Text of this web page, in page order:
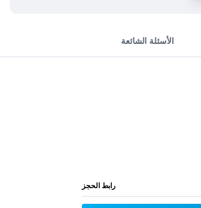
الأسئلة الشائعة
رابط الحجز